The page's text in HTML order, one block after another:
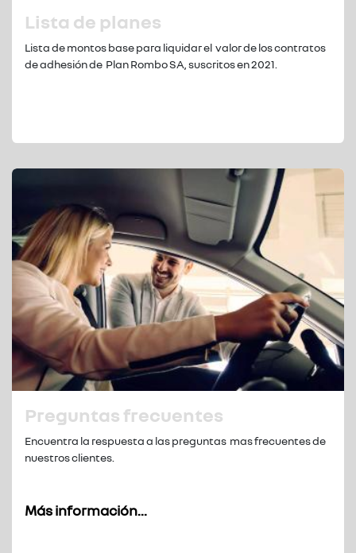
Lista de planes
Lista de montos base para liquidar el valor de los contratos
de adhesión de Plan Rombo SA, suscritos en 2021.
Preguntas frecuentes
Encuentra la respuesta a las preguntas mas frecuentes de
nuestros clientes.
Más información...